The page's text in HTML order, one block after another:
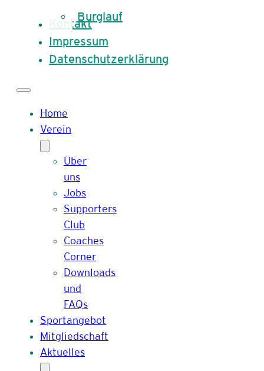
Burglauf
Kontakt
Impressum
Datenschutzerklärung
Home
Verein
Über
uns
Jobs
Supporters
Club
Coaches
Corner
Downloads
und
FAQs
Sportangebot
Mitgliedschaft
Aktuelles